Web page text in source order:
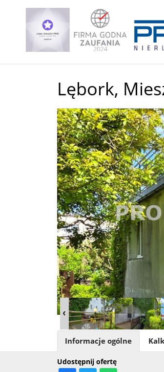
Lębork,
+
−
Udostępnij ofertę
Informacje ogólne